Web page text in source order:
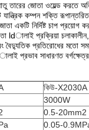
তারের জোতা ওয়েল্ড
যান্ত্রিক কম্পন শক্তি
একটি নির্দিষ্ট চাপ প্রয়োগ
ldালাই প্রক্রিয়া
বৈদ্যুতিক প্রতিরোধের
প্রভাব সাধারণত
কিউ-X2030A
3000W
0.5-20mm2
0.05-